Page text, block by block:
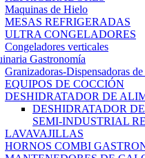
Maquinas de Hielo
MESAS REFRIGERADAS
ULTRA CONGELADORES
Congeladores verticales
Gastronomía
Granizadoras-Dispensadoras
EQUIPOS DE COCCIÓN
DESHIDRATADOR DE
DESHIDRATADOR
SEMI-INDUSTRIAL
LAVAVAJILLAS
HORNOS COMBI